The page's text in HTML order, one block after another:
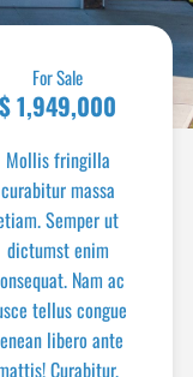
For Sale
$ 1,949,000
Mollis fringilla
curabitur massa
Semper ut
dictumst enim
Nam ac
tellus congue
libero ante
Curabitur.